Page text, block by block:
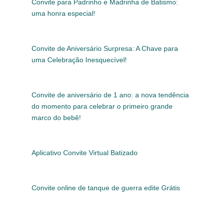
Convite para Padrinho e Madrinha de Batismo:
uma honra especial!
Convite de Aniversário Surpresa: A Chave para
uma Celebração Inesquecível!
Convite de aniversário de 1 ano: a nova tendência
do momento para celebrar o primeiro grande
marco do bebê!
Aplicativo Convite Virtual Batizado
Convite online de tanque de guerra edite Grátis